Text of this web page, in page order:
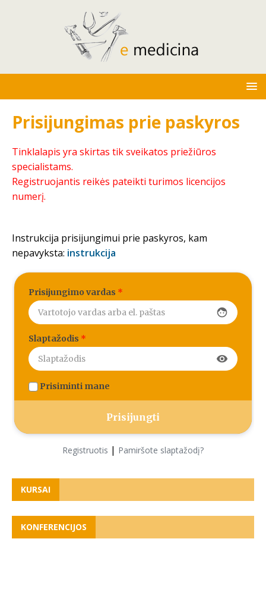
Prisijungimas prie paskyros
Tinklalapis yra skirtas tik sveikatos priežiūros
specialistams.
Registruojantis reikės pateikti turimos licencijos
numerį.
Instrukcija prisijungimui prie paskyros, kam
nepavyksta: instrukcija
Prisijungimo vardas *
face
Slaptažodis *
visibility
Prisiminti mane
Registruotis | Pamiršote slaptažodį?
KURSAI
KONFERENCIJOS